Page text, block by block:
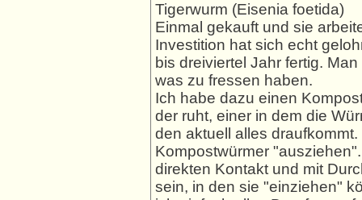
Tigerwurm (Eisenia foetida)
Einmal gekauft und sie
Investition hat sich echt
bis dreiviertel Jahr fertig.
was zu fressen haben.
Ich habe dazu einen
der ruht, einer in dem die
den aktuell alles
Kompostwürmer
direkten Kontakt und mit
sein, in den sie "einziehen"